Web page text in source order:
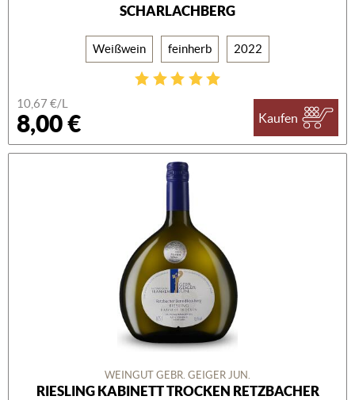
SCHARLACHBERG
Weißwein feinherb 2022
10,67 €/L
8,00 € Kaufen
WEINGUT GEBR. GEIGER JUN.
RIESLING KABINETT TROCKEN RETZBACHER